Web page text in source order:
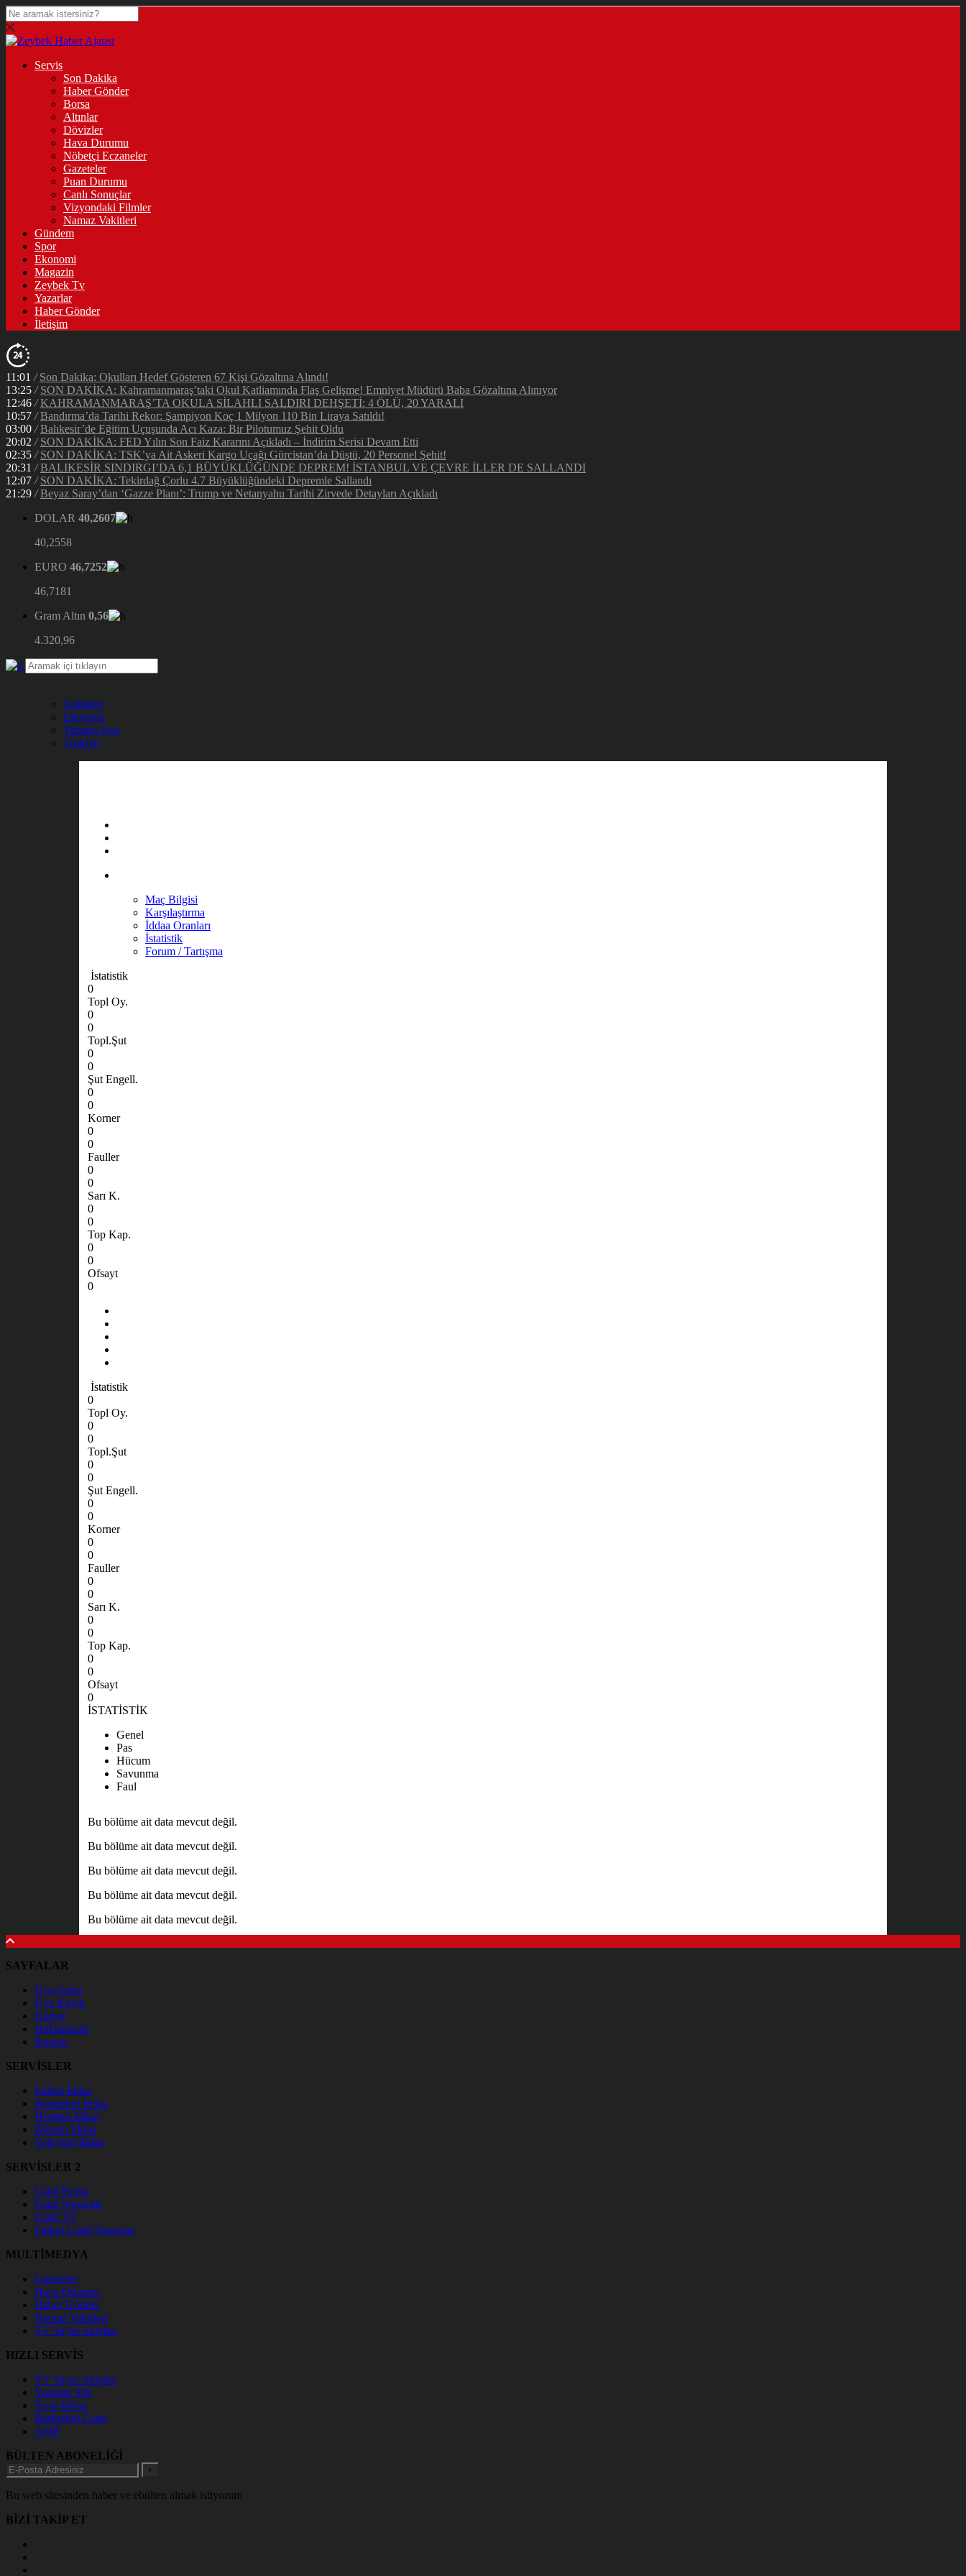
Servis
Son Dakika
Haber Gönder
Borsa
Altınlar
Dövizler
Hava Durumu
Nöbetçi Eczaneler
Gazeteler
Puan Durumu
Canlı Sonuçlar
Vizyondaki Filmler
Namaz Vakitleri
Gündem
Spor
Ekonomi
Magazin
Zeybek Tv
Yazarlar
Haber Gönder
İletişim
11:01 / Son Dakika: Okulları Hedef Gösteren 67 Kişi Gözaltına Alındı!
13:25 / SON DAKİKA: Kahramanmaraş’taki Okul Katliamında Flaş Gelişme! Emniyet Müdürü Baba Gözaltına Alınıyor
12:46 / KAHRAMANMARAŞ’TA OKULA SİLAHLI SALDIRI DEHŞETİ: 4 ÖLÜ, 20 YARALI
10:57 / Bandırma’da Tarihi Rekor: Şampiyon Koç 1 Milyon 110 Bin Liraya Satıldı!
03:00 / Balıkesir’de Eğitim Uçuşunda Acı Kaza: Bir Pilotumuz Şehit Oldu
20:02 / SON DAKİKA: FED Yılın Son Faiz Kararını Açıkladı – İndirim Serisi Devam Etti
02:35 / SON DAKİKA: TSK’ya Ait Askeri Kargo Uçağı Gürcistan’da Düştü, 20 Personel Şehit!
20:31 / BALIKESİR SINDIRGI’DA 6,1 BÜYÜKLÜĞÜNDE DEPREM! İSTANBUL VE ÇEVRE İLLER DE SALLANDI
12:07 / SON DAKİKA: Tekirdağ Çorlu 4.7 Büyüklüğündeki Depremle Sallandı
21:29 / Beyaz Saray’dan ‘Gazze Planı’: Trump ve Netanyahu Tarihi Zirvede Detayları Açıkladı
DOLAR 40,2607
40,2558
EURO 46,7252
46,7181
Gram Altın 0,56
4.320,96
Gündem
Ekonomi
Yazarın Sesi
Türkiye
Maç Bilgisi
Karşılaştırma
İddaa Oranları
İstatistik
Forum / Tartışma
İstatistik
0
Topl Oy.
0
0
Topl.Şut
0
0
Şut Engell.
0
0
Korner
0
0
Fauller
0
0
Sarı K.
0
0
Top Kap.
0
0
Ofsayt
0
İstatistik
0
Topl Oy.
0
0
Topl.Şut
0
0
Şut Engell.
0
0
Korner
0
0
Fauller
0
0
Sarı K.
0
0
Top Kap.
0
0
Ofsayt
0
İSTATİSTİK
Genel
Pas
Hücum
Savunma
Faul
Bu bölüme ait data mevcut değil.
Bu bölüme ait data mevcut değil.
Bu bölüme ait data mevcut değil.
Bu bölüme ait data mevcut değil.
Bu bölüme ait data mevcut değil.
SAYFALAR
Üye Girişi
Üye Kaydı
Künye
Hakkımızda
İletişim
SERVİSLER
Futbol İddaa
Basketbol İddaa
Hentbol İddaa
Bilardo İddaa
Voleybol İddaa
SERVİSLER 2
Canlı Borsa
Canlı Sonuçlar
Canlı TV
Futbol Canlı Sonuçlar
MULTİMEDYA
Gazeteler
Hava Durumu
Haber Gönder
Namaz Vakitleri
TV Yayın Akışları
HIZLI SERVİS
TV Yayın Akışları
Yazarlar Site
Tenis İddaa
Basketbol Canlı
AMP
BÜLTEN ABONELİĞİ
+
Bu web sitesinden haber ve ebülten almak istiyorum
BİZİ TAKİP ET